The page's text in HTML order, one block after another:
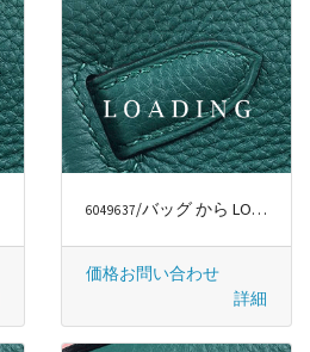
6049637/バッグ から LONGCHAMP
価格お問い合わせ
詳細